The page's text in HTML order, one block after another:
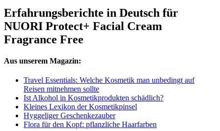
Erfahrungsberichte in Deutsch für
NUORI Protect+ Facial Cream
Fragrance Free
Aus unserem Magazin:
Travel Essentials: Welche Kosmetik man unbedingt auf
Reisen mitnehmen sollte
Ist Alkohol in Kosmetikprodukten schädlich?
Kleines Lexikon der Kosmetikpinsel
Hyggeliger Geschenkezauber
Flora für den Kopf: pflanzliche Haarfarben